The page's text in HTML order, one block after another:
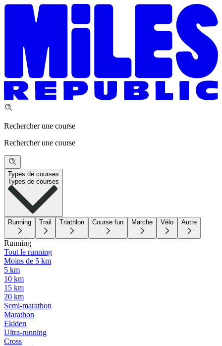
Rechercher une course
Rechercher une course
Types de courses
Types de courses
Running Trail Triathlon Course fun Marche Vélo Autre
Running
Tout le running
Moins de 5 km
5 km
10 km
15 km
20 km
Semi-marathon
Marathon
Ekiden
Ultra-running
Cross